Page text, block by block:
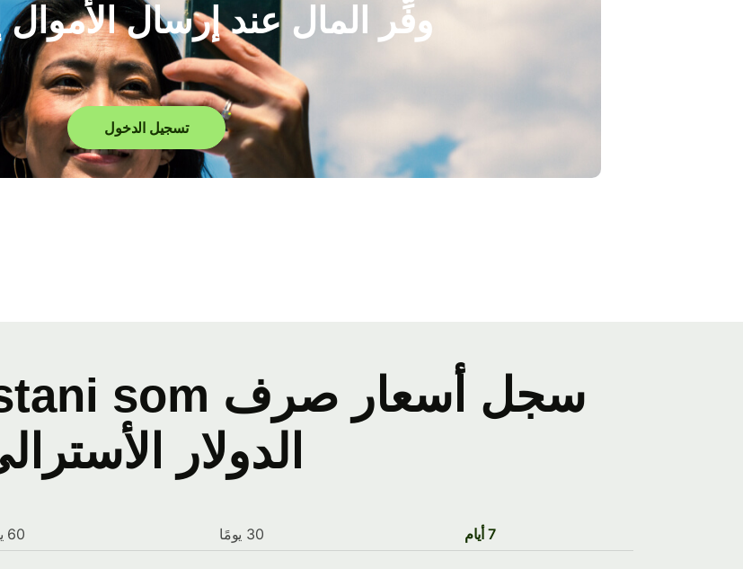
وفِّر المال عند إرسال الأموال
تسجيل الدخول
الدولار
7 أيام 30 يومًا 60 يومًا